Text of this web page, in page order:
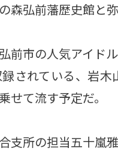
森弘前藩歴史館と
前市の人気アイド
録されている、岩
せて流す予定だ。
支所の担当五十嵐